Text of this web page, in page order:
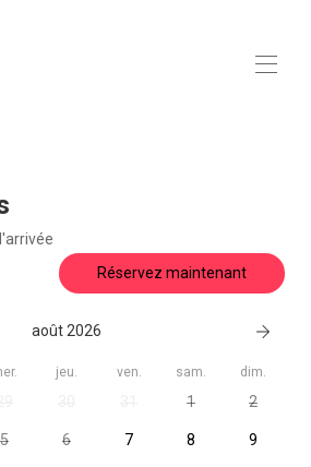
Galerie
Tarifs
Disponibilité
Contact
Réservez maintenant
août 2026
jeu. ven. sam. dim.
1 2
5 6 7 8 9